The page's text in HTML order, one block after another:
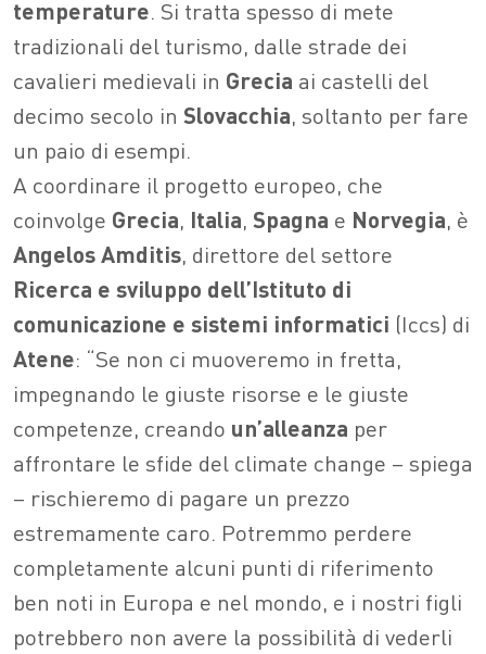
temperature. Si tratta spesso di mete
tradizionali del turismo, dalle strade dei
cavalieri medievali in Grecia ai castelli del
decimo secolo in Slovacchia, soltanto per fare
un paio di esempi.
A coordinare il progetto europeo, che
coinvolge Grecia, Italia, Spagna e Norvegia, è
Angelos Amditis, direttore del settore
Ricerca e sviluppo dell’Istituto di
comunicazione e sistemi informatici (Iccs) di
Atene: “Se non ci muoveremo in fretta,
impegnando le giuste risorse e le giuste
competenze, creando un’alleanza per
affrontare le sfide del climate change – spiega
– rischieremo di pagare un prezzo
estremamente caro. Potremmo perdere
completamente alcuni punti di riferimento
ben noti in Europa e nel mondo, e i nostri figli
potrebbero non avere la possibilità di vederli